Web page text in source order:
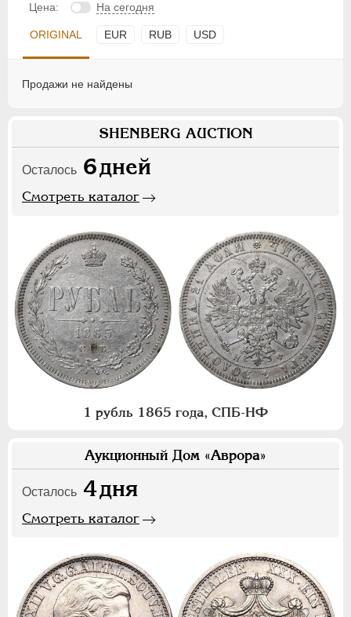
Цена: На сегодня
ORIGINAL EUR RUB USD
Продажи не найдены
SHENBERG AUCTION
Осталось 6дней
Смотреть каталог
1 рубль 1865 года, СПБ-НФ
Аукционный Дом «Аврора»
Осталось 4дня
Смотреть каталог